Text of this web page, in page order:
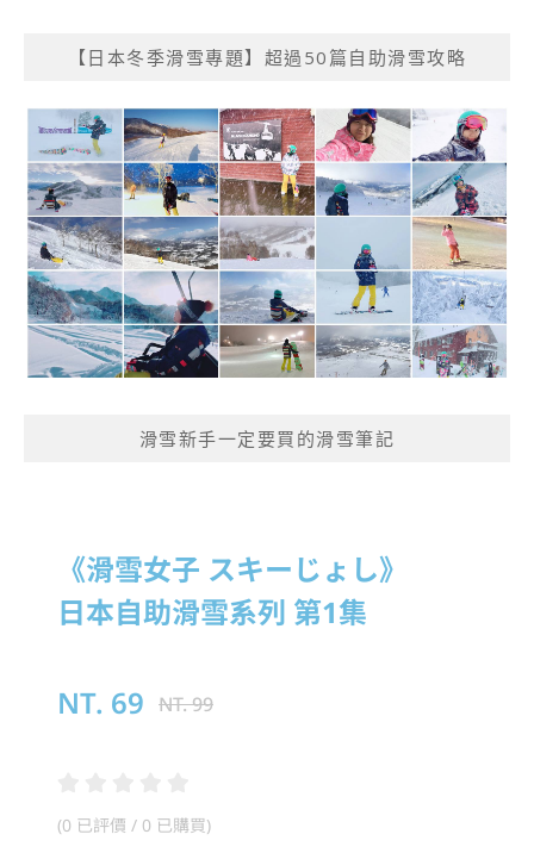
【日本冬季滑雪專題】超過50篇自助滑雪攻略
滑雪新手一定要買的滑雪筆記